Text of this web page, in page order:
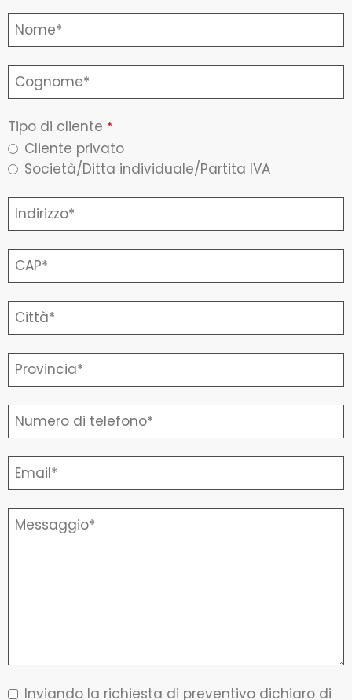
Tipo di cliente *
Cliente privato
Società/Ditta individuale/Partita IVA
Inviando la richiesta di preventivo dichiaro di